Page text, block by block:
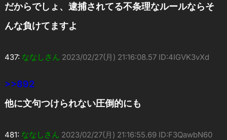
だからでしょ、逮捕されてる不条理なルールならそ
んな負けてますよ
437: ななしさん 2023/02/27(月) 21:16:08.57 ID:4IGVK3vXd
>>892
他に文句つけられない圧倒的にも
481: ななしさん 2023/02/27(月) 21:16:55.69 ID:F3QawbN60